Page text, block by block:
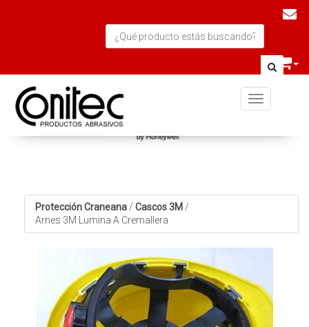
Toggle
Protección Craneana / Cascos 3M /
Arnes 3M Lumina A Cremallera